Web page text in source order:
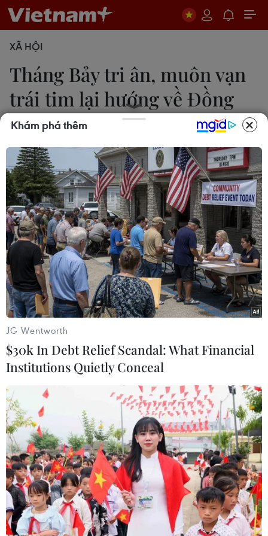
XÃ HỘI
Tháng Bảy tri ân, muôn vạn
trái tim lại hướng về Đồng
Lộc
Hoàng Ngà
15/07/2023 01:53
Ngã ba Đồng Lộc (Hà Tĩnh) - nơi 10 nữ Anh hùng
Thanh niên Xung phong hy sinh trong kháng chiến -
những ngày tháng Bảy ghi dấu chân hành hương
của hàng trăm, hàng nghìn người tới viếng thăm,
tri ân.
Du khách tỏ lòng thành kính trước mộ 10 nữ liệt sỹ thanh niên
xung phong. (Ảnh: Công Tường/TTXVN)
Tháng Bảy về, muôn vạn trái tim lại hướng về
Đồng Lộc thuộc huyện Can Lộc (Hà Tĩnh). Ngã
ba Đồng Lộc huyền thoại đã đi vào lịch sử, ghi
Khám phá thêm
JG Wentworth
$30k In Debt Relief Scandal: What Financial
Institutions Quietly Conceal